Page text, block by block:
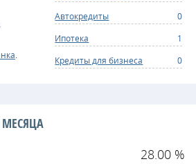
Автокредиты
0
Ипотека
1
Кредиты для бизнеса
0
28.00 %